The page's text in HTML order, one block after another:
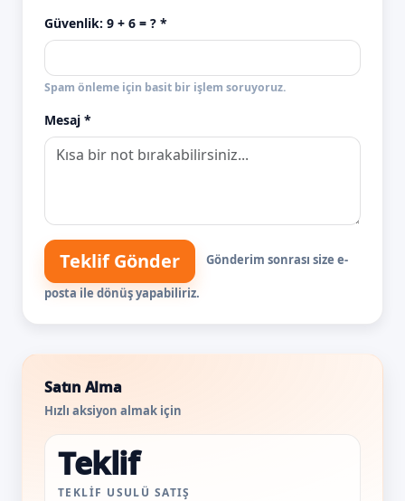
Güvenlik: 9 + 6 = ? *
Spam önleme için basit bir işlem soruyoruz.
Mesaj *
Teklif Gönder Gönderim sonrası size e-
posta ile dönüş yapabiliriz.
Satın Alma
Hızlı aksiyon almak için
Teklif
TEKLIF USULÜ SATIŞ